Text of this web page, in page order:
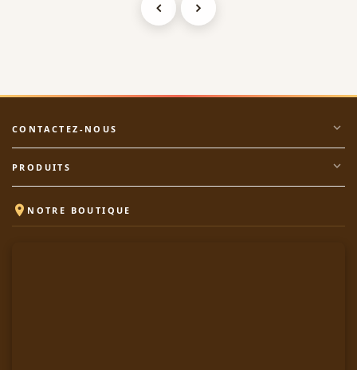
CONTACTEZ-NOUS expand_more
PRODUITS expand_more
 NOTRE BOUTIQUE